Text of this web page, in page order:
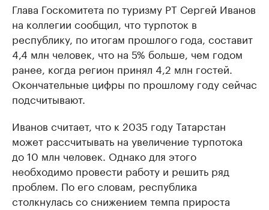
Глава Госкомитета по туризму РТ Сергей Иванов
на коллегии сообщил, что турпоток в
республику, по итогам прошлого года, составит
4,4 млн человек, что на 5% больше, чем годом
ранее, когда регион принял 4,2 млн гостей.
Окончательные цифры по прошлому году сейчас
подсчитывают.
Иванов считает, что к 2035 году Татарстан
может рассчитывать на увеличение турпотока
до 10 млн человек. Однако для этого
необходимо провести работу и решить ряд
проблем. По его словам, республика
столкнулась со снижением темпа прироста